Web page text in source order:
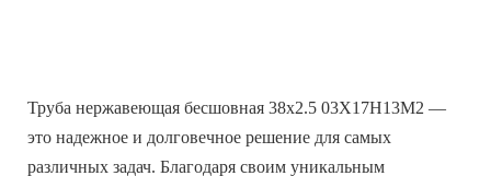
Труба нержавеющая бесшовная 38х2.5 03Х17Н13М2 —
это надежное и долговечное решение для самых
различных задач. Благодаря своим уникальным